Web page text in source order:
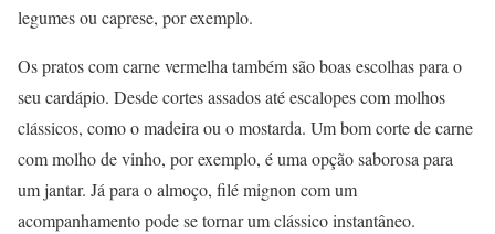
legumes ou caprese, por exemplo.
Os pratos com carne vermelha também são boas escolhas para o
seu cardápio. Desde cortes assados até escalopes com molhos
clássicos, como o madeira ou o mostarda. Um bom corte de carne
com molho de vinho, por exemplo, é uma opção saborosa para
um jantar. Já para o almoço, filé mignon com um
acompanhamento pode se tornar um clássico instantâneo.